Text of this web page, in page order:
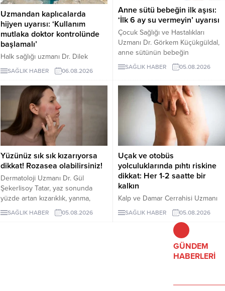
Uzmandan kaplıcalarda
hijyen uyarısı: ‘Kullanım
mutlaka doktor kontrolünde
başlamalı’
Halk sağlığı uzmanı Dr. Dilek
Aslan, kaplıcaların kas ve iskelet
sistemi rahatsızlıkları ile stresin
azaltılmasında yarar
sağlayabileceğini ancak hijyen
kurallarına uyulmaması ve bilinçsiz
kullanımın ciddi sağlık sorunlarına
yol açabileceğini belirtti. Aslan,
kaplıca tedavisinin mutlaka sağlık
çalışanlarının önerisiyle
uygulanması gerektiğini vurguladı.
SAĞLIK HABER 06.08.2026
Anne sütü bebeğin ilk aşısı:
‘İlk 6 ay su vermeyin’ uyarısı
Çocuk Sağlığı ve Hastalıkları
Uzmanı Dr. Görkem Küçükgüldal,
anne sütünün bebeğin
bağışıklığını güçlendiren ve yaşam
boyu sağlığın temelini oluşturan
olduğunu söyledi. Küçükgüldal,
doğumdan sonraki ilk saatte
emzirmeye başlanması ve ilk 6 ay
yalnızca anne sütü verilmesi
gerektiğini vurguladı.
SAĞLIK HABER 05.08.2026
Yüzünüz sık sık kızarıyorsa
dikkat! Rozasea olabilirsiniz!
Dermatoloji Uzmanı Dr. Gül
Şekerlisoy Tatar, yaz sonunda
yüzde artan kızarıklık, yanma,
batma ve hassasiyet şikâyetlerinin
yalnızca hassas ciltten
SAĞLIK HABER 05.08.2026
Uçak ve otobüs
yolculuklarında pıhtı riskine
dikkat: Her 1-2 saatte bir
kalkın
Kalp ve Damar Cerrahisi Uzmanı
Dr. Murat İlkar Gelişen, dört-beş
saatten uzun süren uçak, otobüs
ve otomobil yolculuklarında
hareketsiz kalmanın bacak
toplardamarlarında pıhtı riskini
artırdığını söyledi. Gelişen, bol su
SAĞLIK HABER 05.08.2026
GÜNDEM
HABERLERİ